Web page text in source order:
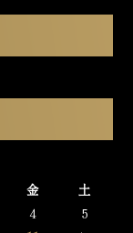
金 土
4
5